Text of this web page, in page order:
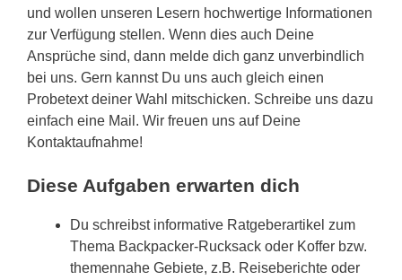
und wollen unseren Lesern hochwertige Informationen
zur Verfügung stellen. Wenn dies auch Deine
Ansprüche sind, dann melde dich ganz unverbindlich
bei uns. Gern kannst Du uns auch gleich einen
Probetext deiner Wahl mitschicken. Schreibe uns dazu
einfach eine Mail. Wir freuen uns auf Deine
Kontaktaufnahme!
Diese Aufgaben erwarten dich
Du schreibst informative Ratgeberartikel zum
Thema Backpacker-Rucksack oder Koffer bzw.
themennahe Gebiete, z.B. Reiseberichte oder